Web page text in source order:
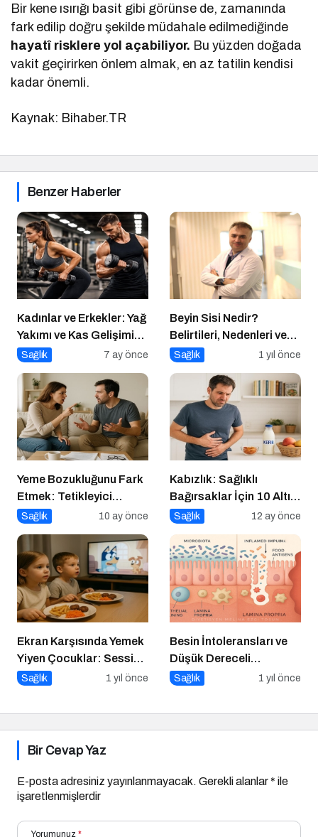
Bir kene ısırığı basit gibi görünse de, zamanında
fark edilip doğru şekilde müdahale edilmediğinde
hayatî risklere yol açabiliyor. Bu yüzden doğada
vakit geçirirken önlem almak, en az tatilin kendisi
kadar önemli.
Kaynak: Bihaber.TR
Benzer Haberler
Kadınlar ve Erkekler: Yağ
Yakımı ve Kas Gelişimi
Arasındaki Farklar
Sağlık 7 ay önce
Beyin Sisi Nedir?
Belirtileri, Nedenleri ve
Korunma Yolları
Sağlık 1 yıl önce
Yeme Bozukluğunu Fark
Etmek: Tetikleyici
Anlarla Yüzleşmek
Sağlık 10 ay önce
Kabızlık: Sağlıklı
Bağırsaklar İçin 10 Altın
Öneri
Sağlık 12 ay önce
Ekran Karşısında Yemek
Yiyen Çocuklar: Sessiz
Tehlike
Sağlık 1 yıl önce
Besin İntoleransları ve
Düşük Dereceli
Enflamasyonun Kronik
Sağlık 1 yıl önce
Bir Cevap Yaz
E-posta adresiniz yayınlanmayacak. Gerekli alanlar* ile
işaretlenmişlerdir
Yorumunuz *